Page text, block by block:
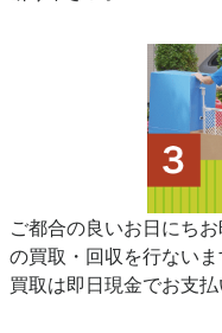
ご都合の良いお日にち
の買取・回収を行ないま
買取は即日現金でお支払